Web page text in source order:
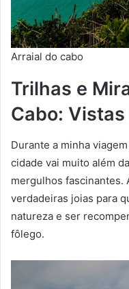
Arraial do cabo
Trilhas e
Cabo:
Durante a minha
cidade vai muito além
mergulhos fascinantes.
verdadeiras joias para
natureza e ser
fôlego.